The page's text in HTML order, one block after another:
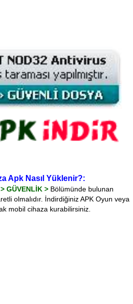
Apk Nasıl Yüklenir?:
GÜVENLİK > Bölümünde bulunan
olmalıdır. İndirdiğiniz APK Oyun veya
mobil cihaza kurabilirsiniz.